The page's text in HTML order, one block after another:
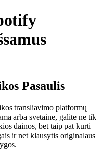
Pasaulis
transliavimo platformų
arba svetaine, galite ne tik
dainos, bet taip pat kurti
ir net klausytis originalaus